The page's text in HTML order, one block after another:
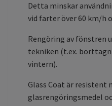
Detta minskar
vid farter över 60 km/h
Rengöring av fönstren
tekniken (t.ex.
vintern).
Glass Coat är resistent
glasrengöringsmedel